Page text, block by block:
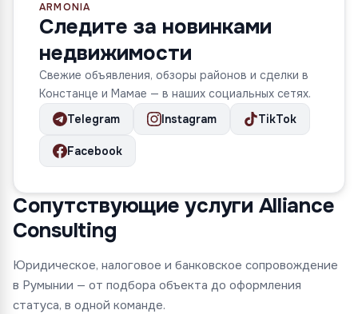
ARMONIA
Следите за новинками
недвижимости
Свежие объявления, обзоры районов и сделки в
Констанце и Мамае — в наших социальных сетях.
Telegram
Instagram TikTok
Facebook
Сопутствующие услуги Alliance
Consulting
Юридическое, налоговое и банковское сопровождение
в Румынии — от подбора объекта до оформления
статуса, в одной команде.